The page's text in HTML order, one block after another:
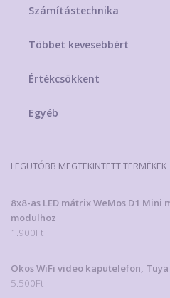
Számítástechnika
Többet kevesebbért
Értékcsökkent
Egyéb
LEGUTÓBB MEGTEKINTETT TERMÉKEK
8x8-as LED mátrix WeMos D1
modulhoz
1.900Ft
Okos WiFi video kaputelefon,
5.500Ft